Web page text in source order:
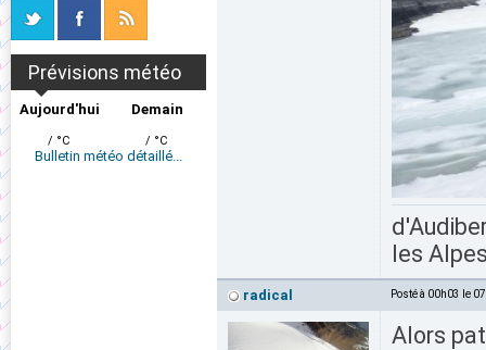
Prévisions météo
Aujourd'hui
/ °C
Demain
/ °C
Bulletin météo détaillé...
les
radical Posté à 00h03 le
Alors